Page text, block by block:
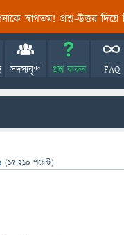
স্বাগতম! প্রশ্ন-উত্তর
সদস্যবৃন্দ প্রশ্ন করুন FAQ
(15,210 পয়েন্ট)